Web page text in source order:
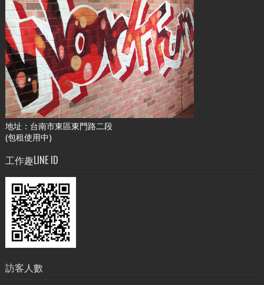
地址：台南市東區東門路二段
(包租使用中)
工作趣LINE ID
訪客人數